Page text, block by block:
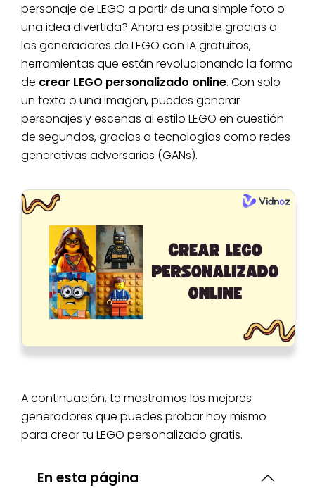
personaje de LEGO a partir de una simple foto o
una idea divertida? Ahora es posible gracias a
los generadores de LEGO con IA gratuitos,
herramientas que están revolucionando la forma
de crear LEGO personalizado online. Con solo
un texto o una imagen, puedes generar
personajes y escenas al estilo LEGO en cuestión
de segundos, gracias a tecnologías como redes
generativas adversarias (GANs).
A continuación, te mostramos los mejores
generadores que puedes probar hoy mismo
para crear tu LEGO personalizado gratis.
En esta página